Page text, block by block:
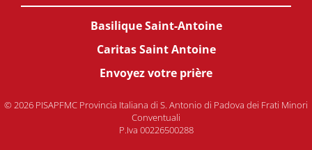
Basilique Saint-Antoine
Caritas Saint Antoine
Envoyez votre prière
© 2026 PISAPFMC Provincia Italiana di S. Antonio di Padova dei Frati Minori
Conventuali
P.Iva 00226500288